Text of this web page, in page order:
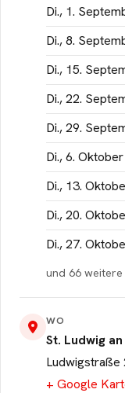
Di., 1.
Di., 8.
Di., 15.
Di., 22.
Di., 29.
Di., 6.
Di., 13.
Di., 20.
Di., 27.
und 66 weitere
WO
St. Ludwig
Ludwigstraße
+ Google